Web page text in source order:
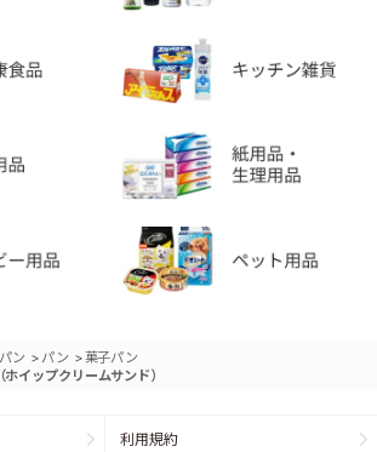
ン > パン >菓子パン
イップクリームサンド）
利用規約